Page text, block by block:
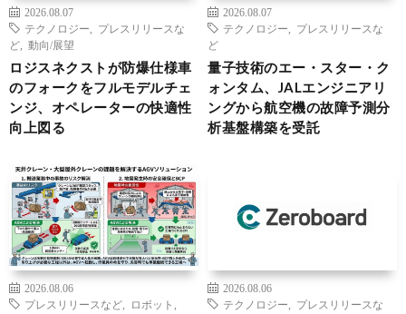
2026.08.07
テクノロジー
プレスリリースな
ど
動向/展望
ロジスネクストが防爆仕様車
のフォークをフルモデルチェ
ンジ、オペレーターの快適性
向上図る
2026.08.07
テクノロジー
プレスリリースな
ど
量子技術のエー・スター・ク
ォンタム、JALエンジニアリ
ングから航空機の故障予測分
析基盤構築を受託
2026.08.06
プレスリリースなど
ロボット
2026.08.06
テクノロジー
プレスリリースな